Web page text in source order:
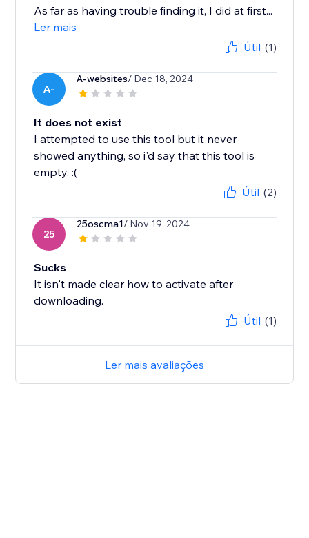
As far as having trouble finding it, I did at first...
Ler mais
Útil (1)
A-
A-websites/ Dec 18, 2024
It does not exist
I attempted to use this tool but it never
showed anything, so i'd say that this tool is
empty. :(
Útil (2)
25
25oscma1/ Nov 19, 2024
Sucks
It isn't made clear how to activate after
downloading.
Útil (1)
Ler mais avaliações